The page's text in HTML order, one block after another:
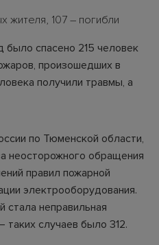
жителя, 107 – погибли
было спасено 215 человек
произошедших в
получили травмы, а
по Тюменской области,
неосторожного обращения
правил пожарной
электрооборудования.
стала неправильная
таких случаев было 312.